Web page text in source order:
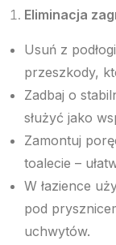
Eliminacja
Usuń z
przeszkody,
Zadbaj o
służyć jako
Zamontuj
toalecie –
W łazience
pod
uchwytów.